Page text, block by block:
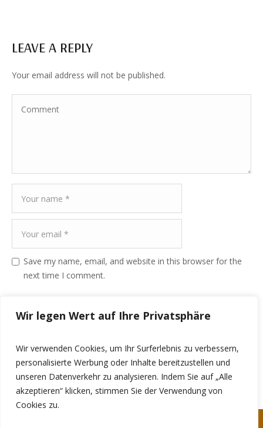
Wir legen Wert auf Ihre Privatsphäre
Wir verwenden Cookies, um Ihr Surferlebnis zu verbessern,
personalisierte Werbung oder Inhalte bereitzustellen und
unseren Datenverkehr zu analysieren. Indem Sie auf „Alle
akzeptieren“ klicken, stimmen Sie der Verwendung von
Cookies zu.
LEAVE A REPLY
Your email address will not be published.
Save my name, email, and website in this browser for the
next time I comment.